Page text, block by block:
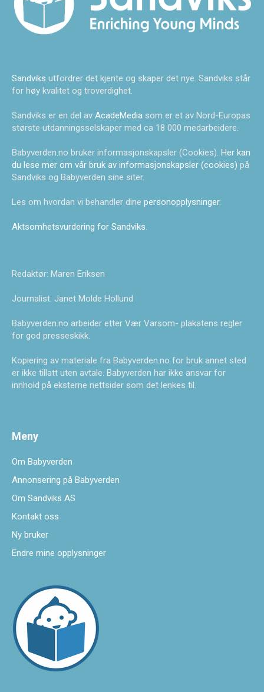
Sandviks utfordrer det kjente og skaper det nye. Sandviks står
for høy kvalitet og troverdighet.
Sandviks er en del av AcadeMedia som er et av Nord-Europas
største utdanningsselskaper med ca 18 000 medarbeidere.
Babyverden.no bruker informasjonskapsler (Cookies). Her kan
du lese mer om vår bruk av informasjonskapsler (cookies) på
Sandviks og Babyverden sine siter.
Les om hvordan vi behandler dine personopplysninger.
Aktsomhetsvurdering for Sandviks
Redaktør: Maren Eriksen
Journalist: Janet Molde Hollund
Babyverden.no arbeider etter Vær Varsom- plakatens regler
for god presseskikk.
Kopiering av materiale fra Babyverden.no for bruk annet sted
er ikke tillatt uten avtale. Babyverden har ikke ansvar for
innhold på eksterne nettsider som det lenkes til.
Meny
Om Babyverden
Annonsering på Babyverden
Om Sandviks AS
Kontakt oss
Ny bruker
Endre mine opplysninger